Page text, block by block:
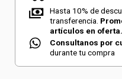
Hasta 10% de
transferencia.
artículos en oferta.
Consultanos por
durante tu compra